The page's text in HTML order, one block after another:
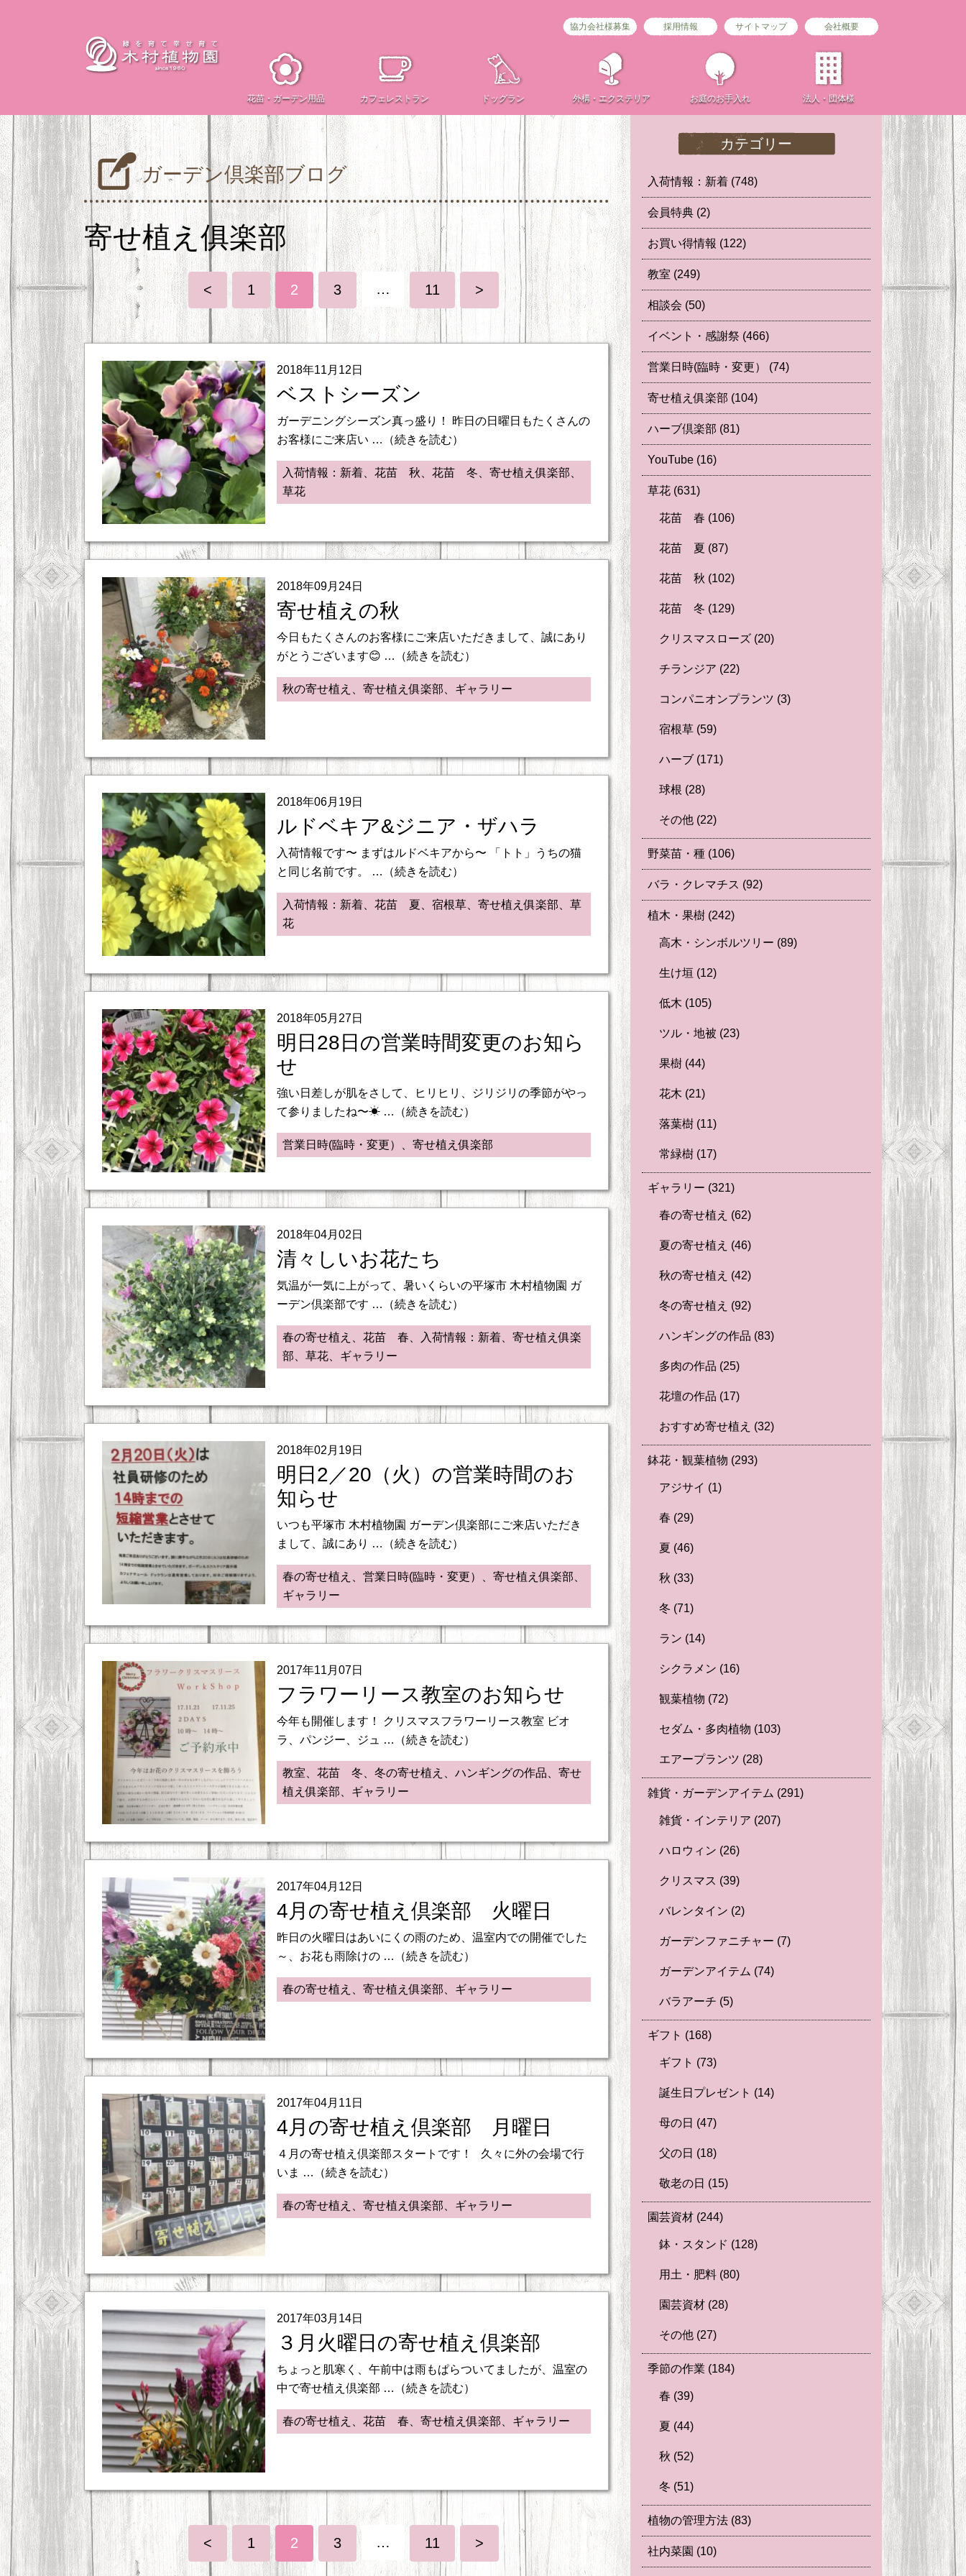
花苗・ ガーデン用品 カフェレストラン ドッグラン 外構・ エクステリア お庭のお手入れ 法人・団体様
協力会社様募集 採用情報 サイトマップ 会社概要
ガーデン倶楽部ブログ
寄せ植え俱楽部
< 1 2 3 … 11 >
2018年11月12日
ベストシーズン
ガーデニングシーズン真っ盛り！ 昨日の日曜日もたくさんの
お客様にご来店い …（続きを読む）
入荷情報：新着、花苗 秋、花苗 冬、寄せ植え俱楽部、
草花
2018年09月24日
寄せ植えの秋
今日もたくさんのお客様にご来店いただきまして、誠にあり
がとうございます😊 …（続きを読む）
秋の寄せ植え、寄せ植え俱楽部、ギャラリー
2018年06月19日
ルドベキア&ジニア・ザハラ
入荷情報です〜 まずはルドベキアから〜 「トト」うちの猫
と同じ名前です。 …（続きを読む）
入荷情報：新着、花苗 夏、宿根草、寄せ植え俱楽部、草
花
2018年05月27日
明日28日の営業時間変更のお知ら
せ
強い日差しが肌をさして、ヒリヒリ、ジリジリの季節がやっ
て参りましたね〜☀ …（続きを読む）
営業日時(臨時・変更）、寄せ植え俱楽部
2018年04月02日
清々しいお花たち
気温が一気に上がって、暑いくらいの平塚市 木村植物園 ガ
ーデン倶楽部です …（続きを読む）
春の寄せ植え、花苗 春、入荷情報：新着、寄せ植え俱楽
部、草花、ギャラリー
2018年02月19日
明日2／20（火）の営業時間のお
知らせ
いつも平塚市 木村植物園 ガーデン倶楽部にご来店いただき
まして、誠にあり …（続きを読む）
春の寄せ植え、営業日時(臨時・変更）、寄せ植え俱楽部、
ギャラリー
2017年11月07日
フラワーリース教室のお知らせ
今年も開催します！ クリスマスフラワーリース教室 ビオ
ラ、パンジー、ジュ …（続きを読む）
教室、花苗 冬、冬の寄せ植え、ハンギングの作品、寄せ
植え俱楽部、ギャラリー
2017年04月12日
4月の寄せ植え倶楽部 火曜日
昨日の火曜日はあいにくの雨のため、温室内での開催でした
～、お花も雨除けの …（続きを読む）
春の寄せ植え、寄せ植え俱楽部、ギャラリー
2017年04月11日
4月の寄せ植え倶楽部 月曜日
４月の寄せ植え倶楽部スタートです！ 久々に外の会場で行
いま …（続きを読む）
春の寄せ植え、寄せ植え俱楽部、ギャラリー
2017年03月14日
３月火曜日の寄せ植え倶楽部
ちょっと肌寒く、午前中は雨もぱらついてましたが、温室の
中で寄せ植え倶楽部 …（続きを読む）
春の寄せ植え、花苗 春、寄せ植え俱楽部、ギャラリー
< 1 2 3 … 11 >
カテゴリー
入荷情報：新着 (748)
会員特典 (2)
お買い得情報 (122)
教室 (249)
相談会 (50)
イベント・感謝祭 (466)
営業日時(臨時・変更） (74)
寄せ植え俱楽部 (104)
ハーブ倶楽部 (81)
YouTube (16)
草花 (631)
花苗 春 (106)
花苗 夏 (87)
花苗 秋 (102)
花苗 冬 (129)
クリスマスローズ (20)
チランジア (22)
コンパニオンプランツ (3)
宿根草 (59)
ハーブ (171)
球根 (28)
その他 (22)
野菜苗・種 (106)
バラ・クレマチス (92)
植木・果樹 (242)
高木・シンボルツリー (89)
生け垣 (12)
低木 (105)
ツル・地被 (23)
果樹 (44)
花木 (21)
落葉樹 (11)
常緑樹 (17)
ギャラリー (321)
春の寄せ植え (62)
夏の寄せ植え (46)
秋の寄せ植え (42)
冬の寄せ植え (92)
ハンギングの作品 (83)
多肉の作品 (25)
花壇の作品 (17)
おすすめ寄せ植え (32)
鉢花・観葉植物 (293)
アジサイ (1)
春 (29)
夏 (46)
秋 (33)
冬 (71)
ラン (14)
シクラメン (16)
観葉植物 (72)
セダム・多肉植物 (103)
エアープランツ (28)
雑貨・ガーデンアイテム (291)
雑貨・インテリア (207)
ハロウィン (26)
クリスマス (39)
バレンタイン (2)
ガーデンファニチャー (7)
ガーデンアイテム (74)
バラアーチ (5)
ギフト (168)
ギフト (73)
誕生日プレゼント (14)
母の日 (47)
父の日 (18)
敬老の日 (15)
園芸資材 (244)
鉢・スタンド (128)
用土・肥料 (80)
園芸資材 (28)
その他 (27)
季節の作業 (184)
春 (39)
夏 (44)
秋 (52)
冬 (51)
植物の管理方法 (83)
社内菜園 (10)